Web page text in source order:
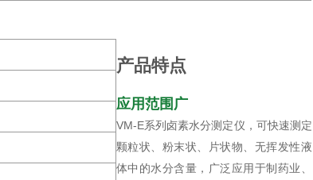
产品特点
应用范围广
VM-E系列卤素水分测定仪，可快速测定
颗粒状、粉末状、片状物、无挥发性液
体中的水分含量，广泛应用于制药业、